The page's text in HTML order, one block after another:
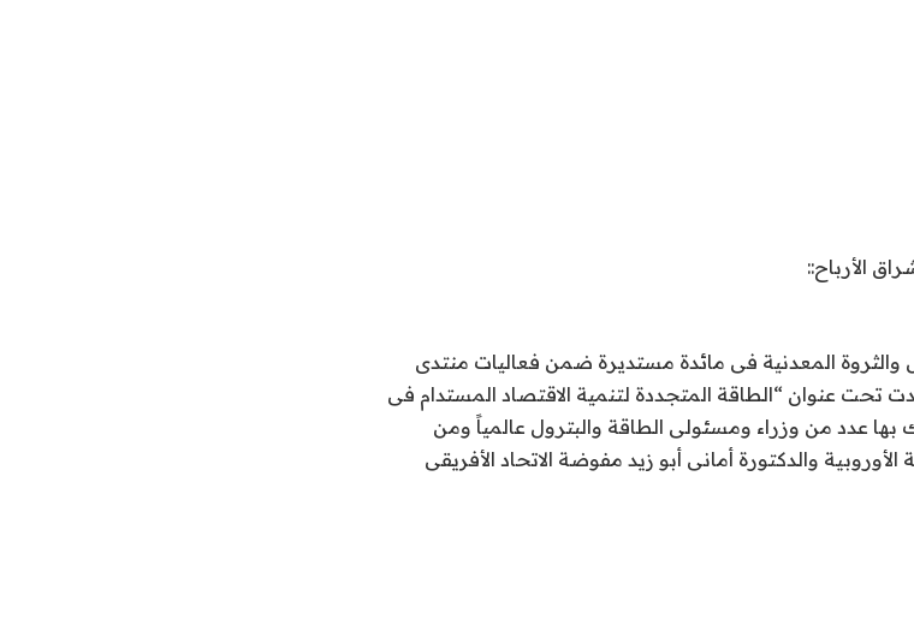
الأرباح::
والثروة المعدنية فى مائدة مستديرة ضمن فعاليات منتدى
تحت عنوان “الطاقة المتجددة لتنمية الاقتصاد المستدام فى
بها عدد من وزراء ومسئولى الطاقة والبترول عالمياً ومن
والدكتورة أمانى أبو زيد مفوضة الاتحاد الأفريقى